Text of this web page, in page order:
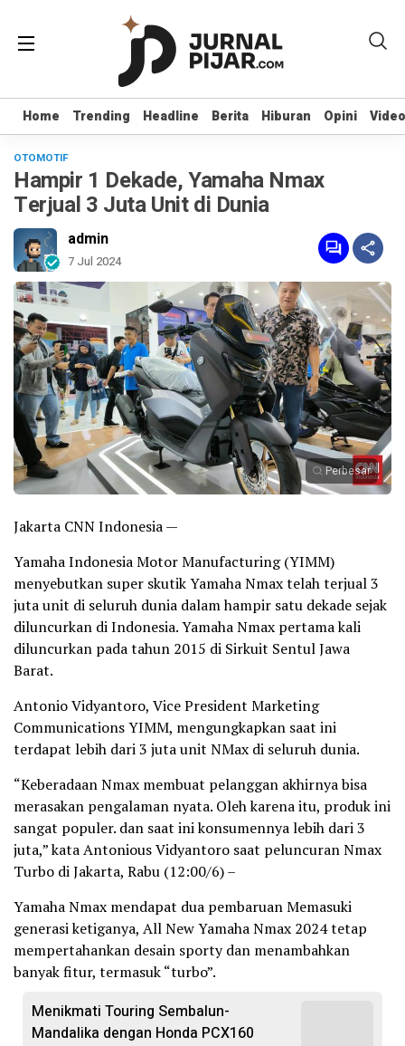
Home Trending Headline Berita Hiburan Opini Video
Home Trending Headline Berita Hiburan Opini Video
OTOMOTIF
Hampir 1 Dekade, Yamaha Nmax
Terjual 3 Juta Unit di Dunia
admin
7 Jul 2024
Perbesar
Jakarta CNN Indonesia —
Yamaha Indonesia Motor Manufacturing (YIMM)
menyebutkan super skutik Yamaha Nmax telah terjual 3
juta unit di seluruh dunia dalam hampir satu dekade sejak
diluncurkan di Indonesia. Yamaha Nmax pertama kali
diluncurkan pada tahun 2015 di Sirkuit Sentul Jawa
Barat.
Antonio Vidyantoro, Vice President Marketing
Communications YIMM, mengungkapkan saat ini
terdapat lebih dari 3 juta unit NMax di seluruh dunia.
“Keberadaan Nmax membuat pelanggan akhirnya bisa
merasakan pengalaman nyata. Oleh karena itu, produk ini
sangat populer. dan saat ini konsumennya lebih dari 3
juta,” kata Antonious Vidyantoro saat peluncuran Nmax
Turbo di Jakarta, Rabu (12:00/6) –
Yamaha Nmax mendapat dua pembaruan Memasuki
generasi ketiganya, All New Yamaha Nmax 2024 tetap
mempertahankan desain sporty dan menambahkan
banyak fitur, termasuk “turbo”.
Menikmati Touring Sembalun-
Mandalika dengan Honda PCX160